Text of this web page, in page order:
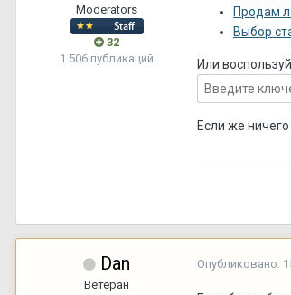
Moderators
32
1 506 публикаций
Продам
Выбор
Или
Если же
Dan
Ветеран
Опубликовано: